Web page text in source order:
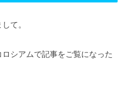
て。
シアムで記事をご覧になった